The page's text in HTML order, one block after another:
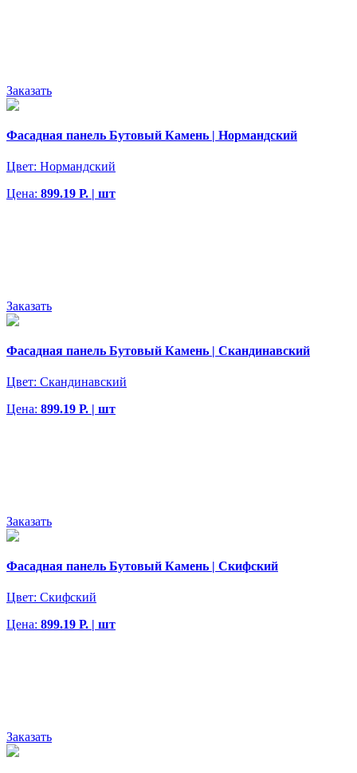
Заказать
Фасадная панель Бутовый Камень | Нормандский
Цвет: Нормандский
Цена: 899.19 Р. | шт
Заказать
Фасадная панель Бутовый Камень | Скандинавский
Цвет: Скандинавский
Цена: 899.19 Р. | шт
Заказать
Фасадная панель Бутовый Камень | Скифский
Цвет: Скифский
Цена: 899.19 Р. | шт
Заказать